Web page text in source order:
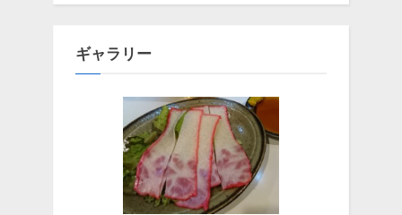
ギャラリー